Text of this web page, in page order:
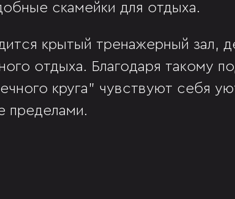
скамейки для отдыха.
крытый тренажерный зал,
отдыха. Благодаря такому
круга” чувствуют себя
пределами.